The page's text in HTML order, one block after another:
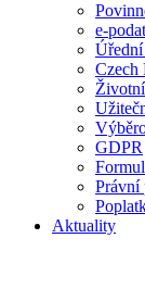
e-
Úřední
Czech
GDPR
Právní
Aktuality